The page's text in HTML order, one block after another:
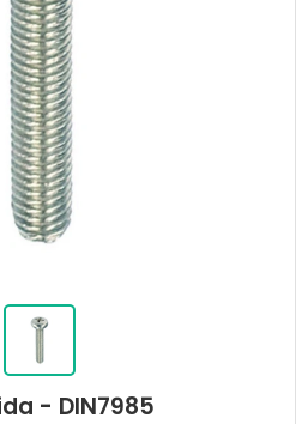
- DIN7985